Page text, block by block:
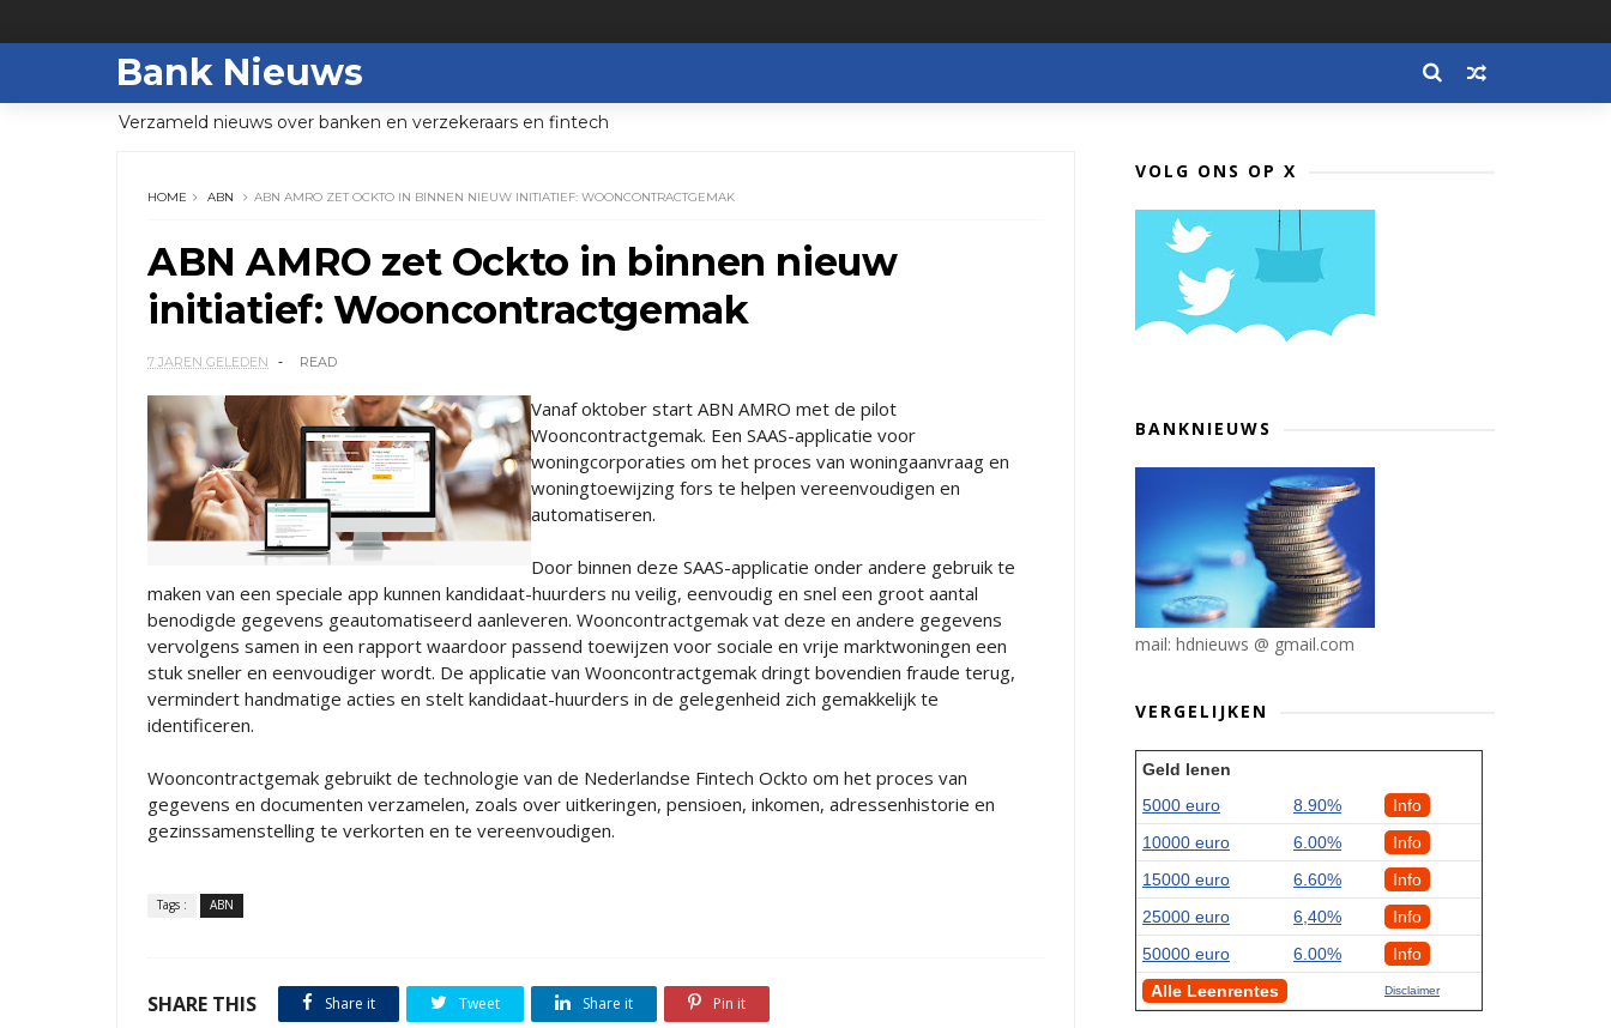
Bank Nieuws
Verzameld nieuws over banken en verzekeraars en fintech
HOME ABN ABN AMRO ZET OCKTO IN BINNEN NIEUW INITIATIEF: WOONCONTRACTGEMAK
ABN AMRO zet Ockto in binnen nieuw
initiatief: Wooncontractgemak
7 JAREN GELEDEN READ
Vanaf oktober start ABN AMRO met de pilot
Wooncontractgemak. Een SAAS-applicatie voor
woningcorporaties om het proces van woningaanvraag en
woningtoewijzing fors te helpen vereenvoudigen en
automatiseren.
Door binnen deze SAAS-applicatie onder andere gebruik te
maken van een speciale app kunnen kandidaat-huurders nu veilig, eenvoudig en snel een groot aantal
benodigde gegevens geautomatiseerd aanleveren. Wooncontractgemak vat deze en andere gegevens
vervolgens samen in een rapport waardoor passend toewijzen voor sociale en vrije marktwoningen een
stuk sneller en eenvoudiger wordt. De applicatie van Wooncontractgemak dringt bovendien fraude terug,
vermindert handmatige acties en stelt kandidaat-huurders in de gelegenheid zich gemakkelijk te
identificeren.
Wooncontractgemak gebruikt de technologie van de Nederlandse Fintech Ockto om het proces van
gegevens en documenten verzamelen, zoals over uitkeringen, pensioen, inkomen, adressenhistorie en
gezinssamenstelling te verkorten en te vereenvoudigen.
Tags : ABN
SHARE THIS Share it Tweet Share it Pin it
VOLG ONS OP X
BANKNIEUWS
mail: hdnieuws @ gmail.com
VERGELIJKEN
Geld lenen
5000 euro
8.90%
Info
10000 euro
6.00%
Info
15000 euro
6.60%
Info
25000 euro
6,40%
Info
50000 euro
6.00%
Info
Alle Leenrentes
Disclaimer